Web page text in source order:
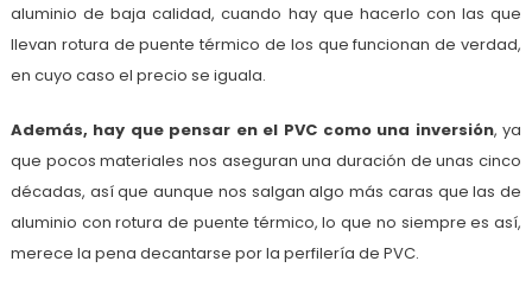
aluminio de baja calidad, cuando hay que hacerlo con las que
llevan rotura de puente térmico de los que funcionan de verdad,
en cuyo caso el precio se iguala.
Además, hay que pensar en el PVC como una inversión, ya
que pocos materiales nos aseguran una duración de unas cinco
décadas, así que aunque nos salgan algo más caras que las de
aluminio con rotura de puente térmico, lo que no siempre es así,
merece la pena decantarse por la perfilería de PVC.